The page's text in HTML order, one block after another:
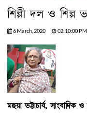
শিল্পী দল ও শিল্প
6 March, 2020 02:10:00 PM
মহুয়া ভট্টাচার্য, সাংবাদিক ও